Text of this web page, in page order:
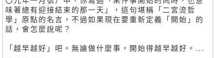
味著總有迎接結束的那一天」，這句堪稱「二宮流哲
學」原點的名言，不過如果現在要重新定義「開始」的
話，會怎麼說呢？
「越早越好」吧。無論做什麼事，開始得越早越好。...